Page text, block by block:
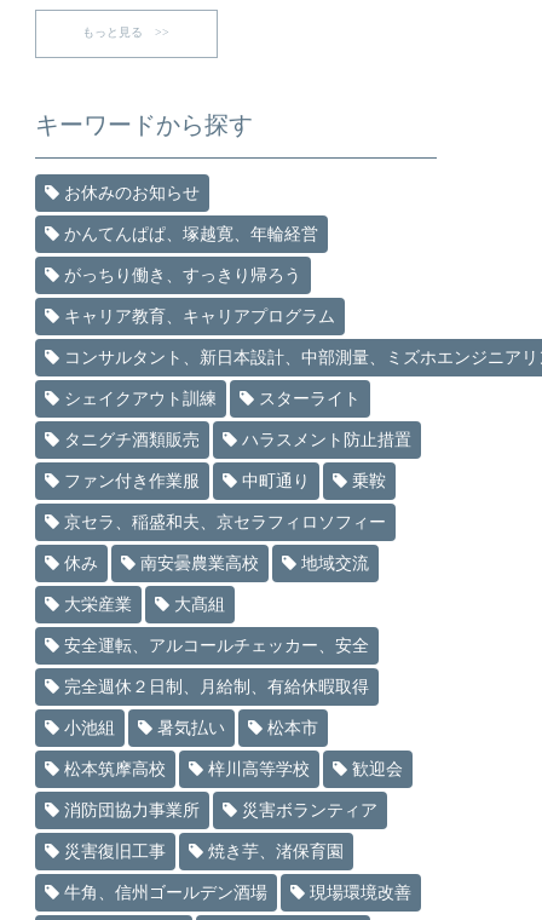
もっと見る >>
キーワードから探す
お休みのお知らせ
かんてんぱぱ、塚越寛、年輪経営
がっちり働き、すっきり帰ろう
キャリア教育、キャリアプログラム
コンサルタント、新日本設計、中部測量、ミズホエンジニアリ
シェイクアウト訓練 スターライト
タニグチ酒類販売 ハラスメント防止措置
ファン付き作業服 中町通り 乗鞍
京セラ、稲盛和夫、京セラフィロソフィー
休み 南安曇農業高校 地域交流
大栄産業 大髙組
安全運転、アルコールチェッカー、安全
完全週休２日制、月給制、有給休暇取得
小池組 暑気払い 松本市
松本筑摩高校 梓川高等学校 歓迎会
消防団協力事業所 災害ボランティア
災害復旧工事 焼き芋、渚保育園
牛角、信州ゴールデン酒場 現場環境改善